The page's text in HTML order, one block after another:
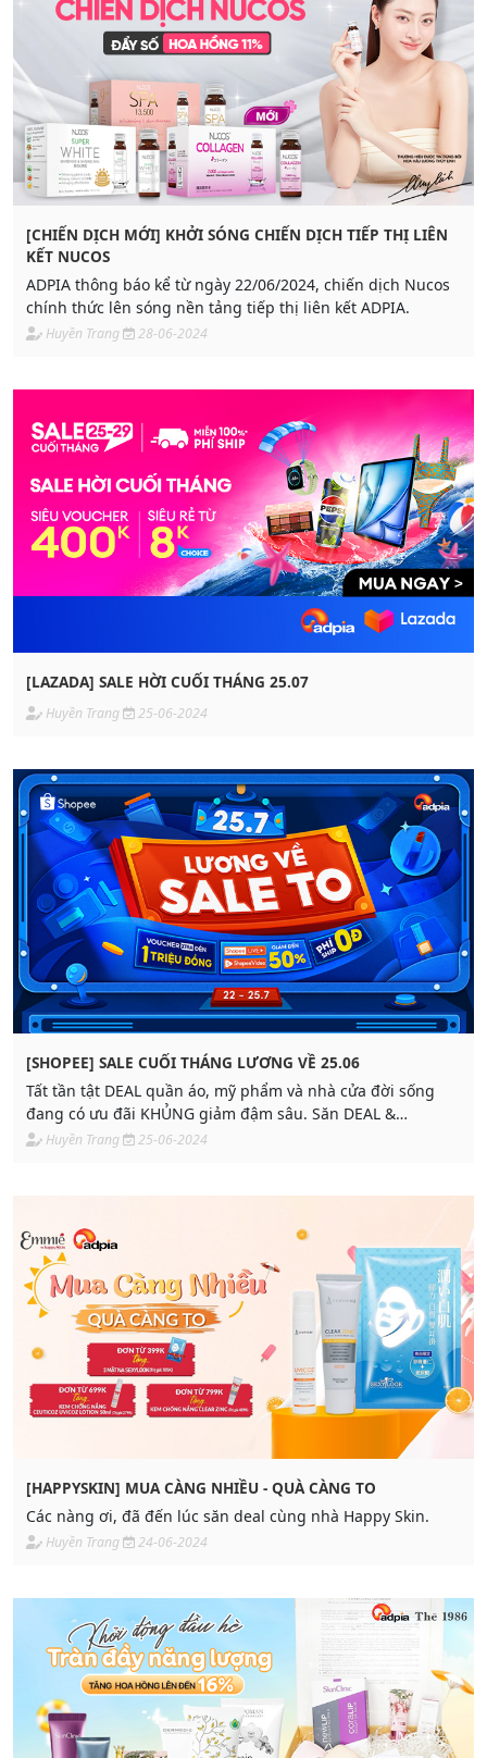
[CHIẾN DỊCH MỚI] KHỞI SÓNG CHIẾN DỊCH TIẾP THỊ LIÊN
KẾT NUCOS
ADPIA thông báo kể từ ngày 22/06/2024, chiến dịch Nucos
chính thức lên sóng nền tảng tiếp thị liên kết ADPIA.
Huyền Trang 28-06-2024
[LAZADA] SALE HỜI CUỐI THÁNG 25.07
Huyền Trang 25-06-2024
[SHOPEE] SALE CUỐI THÁNG LƯƠNG VỀ 25.06
Tất tần tật DEAL quần áo, mỹ phẩm và nhà cửa đời sống
đang có ưu đãi KHỦNG giảm đậm sâu. Săn DEAL &
VOUCHER đẩy số thật bùng nổ cuối Tháng 6 với Pi nhaaaa.
Huyền Trang 25-06-2024
[HAPPYSKIN] MUA CÀNG NHIỀU - QUÀ CÀNG TO
Các nàng ơi, đã đến lúc săn deal cùng nhà Happy Skin.
Huyền Trang 24-06-2024